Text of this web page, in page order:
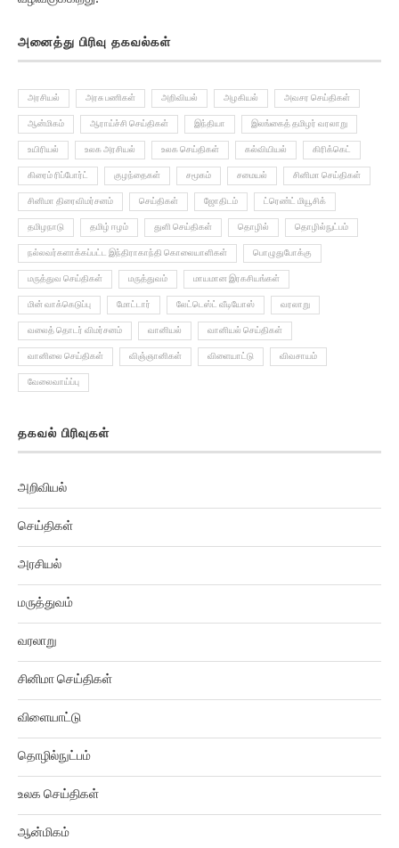
அனைத்து பிரிவு தகவல்கள்
அரசியல் அரசு பணிகள் அறிவியல் அழகியல் அவசர செய்திகள்
ஆன்மிகம் ஆராய்ச்சி செய்திகள் இந்தியா இலங்கைத் தமிழர் வரலாறு
உயிரியல் உலக அரசியல் உலக செய்திகள் கல்வியியல் கிரிக்கெட்
கிரைம் ரிப்போர்ட் குழந்தைகள் சமூகம் சமையல் சினிமா செய்திகள்
சினிமா திரைவிமர்சனம் செய்திகள் ஜோதிடம் ட்ரெண்ட் மியூசிக்
தமிழநாடு தமிழ் ஈழம் துளி செய்திகள் தொழில் தொழில்நுட்பம்
நல்லவர்களாக்கப்பட்ட இந்திராகாந்தி கொலையாளிகள் பொழுதுபோக்கு
மருத்துவ செய்திகள் மருத்துவம் மாயமான இரகசியங்கள்
மின் வாக்கெடுப்பு மோட்டார் லேட்டெஸ்ட் வீடியோஸ் வரலாறு
வலைத் தொடர் விமர்சனம் வானியல் வானியல் செய்திகள்
வானிலை செய்திகள் விஞ்ஞானிகள் விளையாட்டு விவசாயம்
வேலைவாய்ப்பு
தகவல் பிரிவுகள்
அறிவியல்
செய்திகள்
அரசியல்
மருத்துவம்
சினிமா செய்திகள்
விளையாட்டு
தொழில்நுட்பம்
உலக செய்திகள்
ஆன்மிகம்